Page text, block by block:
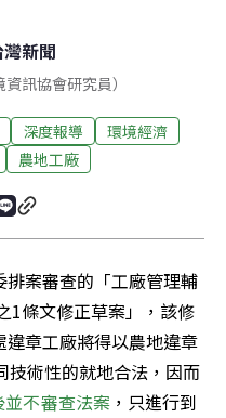
灣新聞
訊協會研究員）
深度報導
環境經濟
農地工廠
案審查的「工廠管理輔
1條文修正草案」，該修
章工廠將得以農地違章
技術性的就地合法，因而
並不審查法案 ，只進行到